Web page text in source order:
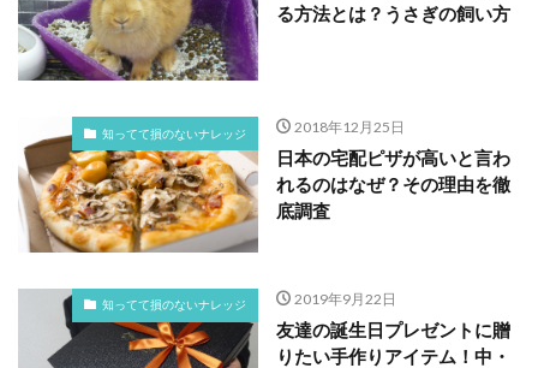
る方法とは？うさぎの飼い方
知ってて損のないナレッジ 2018年12月25日
日本の宅配ピザが高いと言わ
れるのはなぜ？その理由を徹
底調査
知ってて損のないナレッジ 2019年9月22日
友達の誕生日プレゼントに贈
りたい手作りアイテム！中・